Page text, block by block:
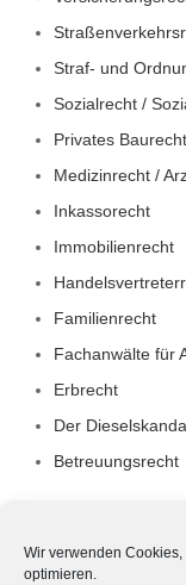
Wir verwenden
optimieren.
Straf- und
Sozialrecht /
Privates Baurecht
Medizinrecht /
Inkassorecht
Immobilienrecht
Familienrecht
Fachanwälte für
Erbrecht
Der
Betreuungsrecht